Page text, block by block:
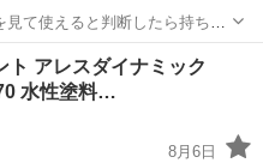
て使えると判断したら持ち帰
他 コールタール
ト アレスダイナミック
水性塗料…
8月6日